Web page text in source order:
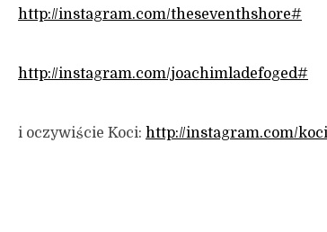
http://instagram.com/theseventhshore#
http://instagram.com/joachimladefoged#
i oczywiście Koci: http://instagram.com/